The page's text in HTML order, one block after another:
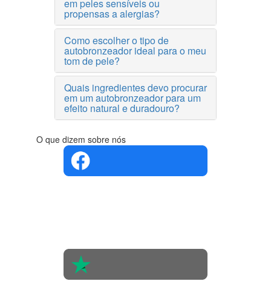
em peles sensíveis ou
propensas a alergias?
Como escolher o tipo de
autobronzeador ideal para o meu
tom de pele?
Quais ingredientes devo procurar
em um autobronzeador para um
efeito natural e duradouro?
O que dizem sobre nós